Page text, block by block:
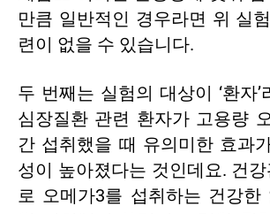
만큼 일반적인 경우라면 위 실
련이 없을 수 있습니다.
두 번째는 실험의 대상이 ‘환자’
심장질환 관련 환자가 고용량
간 섭취했을 때 유의미한 효과
성이 높아졌다는 것인데요. 건
로 오메가3를 섭취하는 건강한